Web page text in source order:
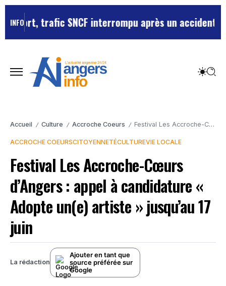
INFOtrafic SNCF interrompu après un accident de
Accueil / Culture / Accroche Coeurs / Festival Les Accroche-Cœurs d’Angers : appel à candidature « Adopte un(e) artiste » jusqu’au 17 juin
ACCROCHE COEURSCITOYENNETÉCULTUREVIE LOCALE
Festival Les Accroche-Cœurs
d’Angers : appel à candidature «
Adopte un(e) artiste » jusqu’au 17
juin
La rédaction
Ajouter en tant que
source préférée sur
Google